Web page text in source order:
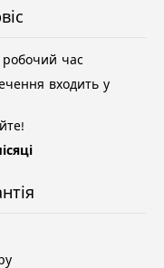
робочий час
входить у